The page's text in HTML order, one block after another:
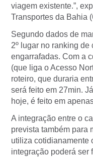
viagem existente.”,
Transportes da Bahia
Segundo dados de
2º lugar no ranking
engarrafadas. Com a
(que liga o Acesso
roteiro, que duraria
será feito em 27min.
hoje, é feito em
A integração entre o
prevista também para
utiliza cotidianamente
integração poderá ser